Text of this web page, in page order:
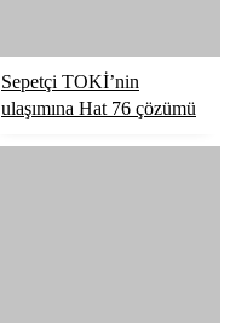
Sepetçi TOKİ’nin
ulaşımına Hat 76 çözümü